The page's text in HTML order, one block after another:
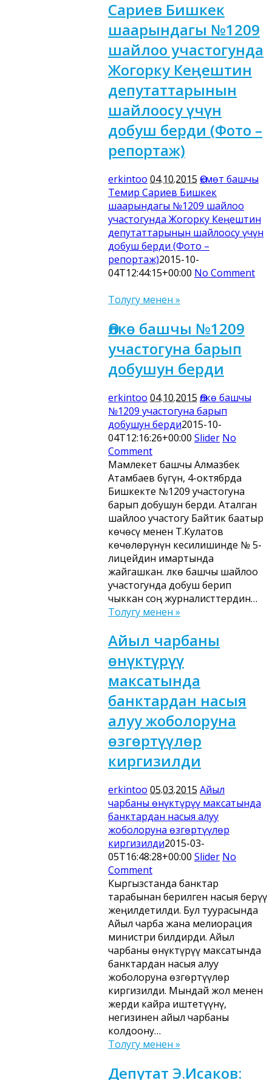
Сариев Бишкек
шаарындагы №1209
шайлоо участогунда
Жогорку Кеңештин
депутаттарынын
шайлоосу үчүн
добуш берди (Фото –
репортаж)
erkintoo 04.10.2015 Өкмөт башчы
Темир Сариев Бишкек
шаарындагы №1209 шайлоо
участогунда Жогорку Кеңештин
депутаттарынын шайлоосу үчүн
добуш берди (Фото –
репортаж)2015-10-
04T12:44:15+00:00 No Comment
Толугу менен »
Өлкө башчы №1209
участогуна барып
добушун берди
erkintoo 04.10.2015 Өлкө башчы
№1209 участогуна барып
добушун берди2015-10-
04T12:16:26+00:00 Slider No
Comment
Мамлекет башчы Алмазбек
Атамбаев бүгүн, 4-октябрда
Бишкекте №1209 участогуна
барып добушун берди. Аталган
шайлоо участогу Байтик баатыр
көчөсү менен Т.Кулатов
көчөлөрүнүн кесилишинде № 5-
лицейдин имартында
жайгашкан. Өлкө башчы шайлоо
участогунда добуш берип
чыккан соң журналисттердин…
Толугу менен »
Айыл чарбаны
өнүктүрүү
максатында
банктардан насыя
алуу жоболоруна
өзгөртүүлөр
киргизилди
erkintoo 05.03.2015 Айыл
чарбаны өнүктүрүү максатында
банктардан насыя алуу
жоболоруна өзгөртүүлөр
киргизилди2015-03-
05T16:48:28+00:00 Slider No
Comment
Кыргызстанда банктар
тарабынан берилген насыя берүү
жеңилдетилди. Бул туурасында
Айыл чарба жана мелиорация
министри билдирди. Айыл
чарбаны өнүктүрүү максатында
банктардан насыя алуу
жоболоруна өзгөртүүлөр
киргизилди. Мындай жол менен
жерди кайра иштетүүнү,
негизинен айыл чарбаны
колдоону…
Толугу менен »
Депутат Э.Исаков: